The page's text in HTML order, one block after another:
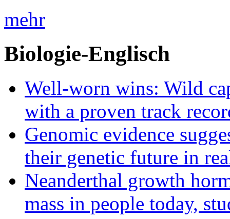
mehr
Biologie-Englisch
Well-worn wins: Wild
with a proven track
Genomic evidence
their genetic future in
Neanderthal growth
mass in people today,